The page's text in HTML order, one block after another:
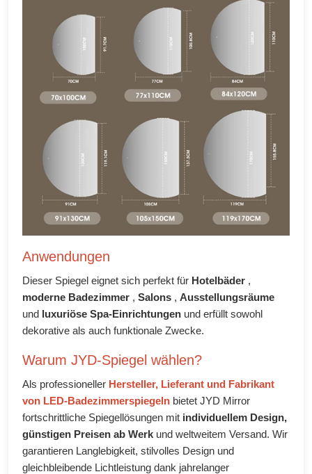
Anwendungen
Dieser Spiegel eignet sich perfekt für Hotelbäder ,
moderne Badezimmer , Salons , Ausstellungsräume
und luxuriöse Spa-Einrichtungen und erfüllt sowohl
dekorative als auch funktionale Zwecke.
Warum JYD-Spiegel wählen?
Als professioneller Hersteller, Lieferant und Fabrikant
von LED-Badezimmerspiegeln bietet JYD Mirror
fortschrittliche Spiegellösungen mit individuellem Design,
günstigen Preisen ab Werk und weltweitem Versand. Wir
garantieren Langlebigkeit, stilvolles Design und
gleichbleibende Lichtleistung dank jahrelanger